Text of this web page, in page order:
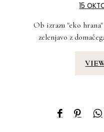
15
Ob izrazu "eko
zelenjavo z